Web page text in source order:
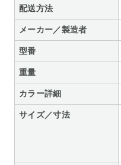
配送方法
メーカー／製造者
型番
重量
カラー詳細
サイズ／寸法